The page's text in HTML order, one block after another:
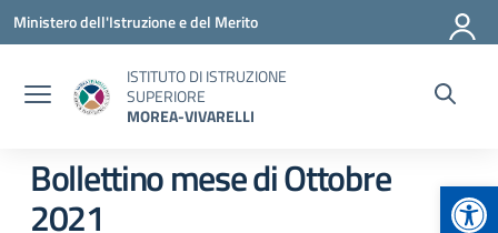
Vai ai contenuti
Vai al menu di navigazione
Vai al footer
Ministero dell'Istruzione e del Merito
ISTITUTO DI ISTRUZIONE
SUPERIORE
MOREA-VIVARELLI
Bollettino mese di Ottobre
2021